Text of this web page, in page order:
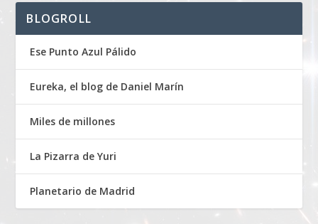
BLOGROLL
Ese Punto Azul Pálido
Eureka, el blog de Daniel Marín
Miles de millones
La Pizarra de Yuri
Planetario de Madrid